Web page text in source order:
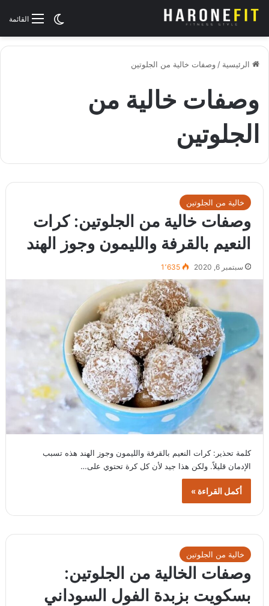
القائمةالوضع
الرئيسية / وصفات خالية من الجلوتين
وصفات خالية من
الجلوتين
خالية من الجلوتين
وصفات خالية من الجلوتين: كرات
النعيم بالقرفة والليمون وجوز الهند
سبتمبر 6, 2020 1٬635
كلمة تحذير: كرات النعيم بالقرفة والليمون وجوز الهند هذه تسبب
الإدمان قليلاً. ولكن هذا جيد لأن كل كرة تحتوي على…
أكمل القراءة »
خالية من الجلوتين
وصفات الخالية من الجلوتين:
بسكويت بزبدة الفول السوداني